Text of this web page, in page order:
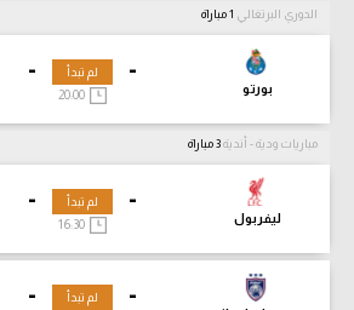
الدوري البرتغالي
-
بورتو
- لم تبدأ
مباريات ودية - أندية
-
ليفربول
- لم تبدأ
-
- لم تبدأ